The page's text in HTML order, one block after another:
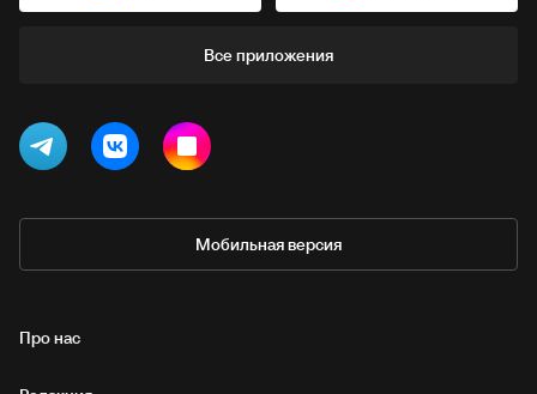
Все приложения
Мобильная версия
Про нас